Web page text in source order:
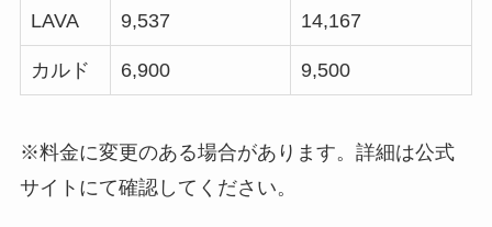
LAVA 9,537 14,167
カルド 6,900 9,500
※料金に変更のある場合があります。詳細は公式
サイトにて確認してください。